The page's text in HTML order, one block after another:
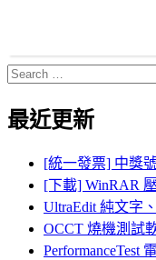
Search
for:
最近更新
[統一發票] 中獎
[下載] WinRAR
UltraEdit 純文字
OCCT 燒機測試
PerformanceTest